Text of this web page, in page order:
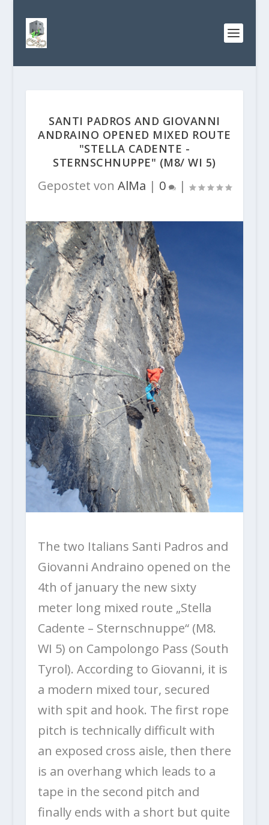
SANTI PADROS AND GIOVANNI
ANDRAINO OPENED MIXED ROUTE
"STELLA CADENTE -
STERNSCHNUPPE" (M8/ WI 5)
Gepostet von AlMa | 0 |
The two Italians Santi Padros and
Giovanni Andraino opened on the
4th of january the new sixty
meter long mixed route „Stella
Cadente – Sternschnuppe“ (M8.
WI 5) on Campolongo Pass (South
Tyrol). According to Giovanni, it is
a modern mixed tour, secured
with spit and hook. The first rope
pitch is technically difficult with
an exposed cross aisle, then there
is an overhang which leads to a
tape in the second pitch and
finally ends with a short but quite